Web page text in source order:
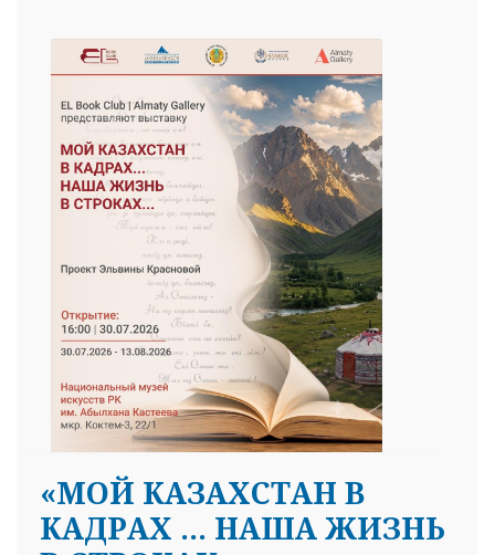
«МОЙ КАЗАХСТАН В
КАДРАХ … НАША ЖИЗНЬ